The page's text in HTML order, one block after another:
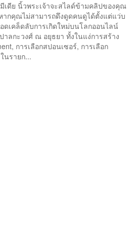
ดีย นิ้วพระเจ้าจะสไลด์ข้ามคลิปของคุณ
ากคุณไม่สามารถดึงดูดคนดูได้ตั้งแต่แว่บ
เคล็ดลับการเกิดใหม่บนโลกออนไลน์
าลกะวงศ์ ณ อยุธยา ทั้งในแง่การสร้าง
การเลือกสปอนเซอร์, การเลือก
นรายก...